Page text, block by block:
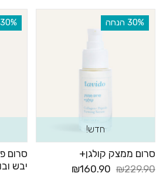
‫30% הנחה
חדש!
סרום ממצק קולגן+
₪229.90
₪160.90
‫30% הנחה
סרום
יבש